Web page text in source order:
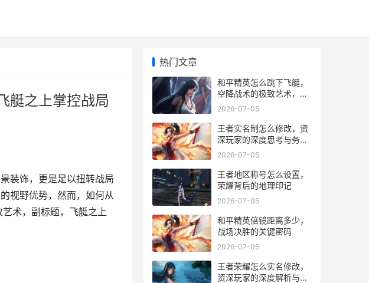
艇之上掌控战局
装饰，更是足以扭转战局
视野优势，然而，如何从
术，副标题，飞艇之上
热门文章
和平精英怎么跳下飞艇，
空降战术的极致艺术，副
标题，飞艇之上掌控战局
2026-07-05
王者实名制怎么修改，资
深玩家的深度思考与务实
建议
2026-07-05
王者地区称号怎么设置，
荣耀背后的地理印记
2026-07-05
和平精英倍镜距离多少，
战场决胜的关键密码
2026-07-05
王者荣耀怎么实名修改，
资深玩家的深度解析与指